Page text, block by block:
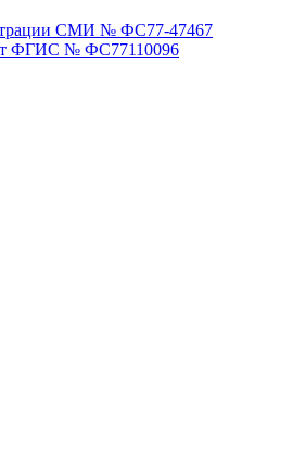
СМИ № ФС77-47467
ФГИС № ФС77110096